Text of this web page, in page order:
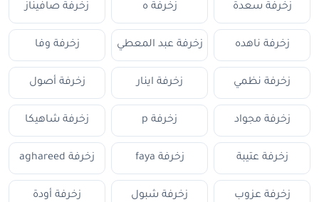
زخرفة سعدة زخرفة ه زخرفة صافيناز
زخرفة ناهده زخرفة عبد المعطي زخرفة وفا
زخرفة نظمي زخرفة اينار زخرفة أصول
زخرفة مجواد زخرفة p زخرفة شاهيكا
زخرفة عتيبة زخرفة faya زخرفة aghareed
زخرفة عزوب زخرفة شبول زخرفة أودة